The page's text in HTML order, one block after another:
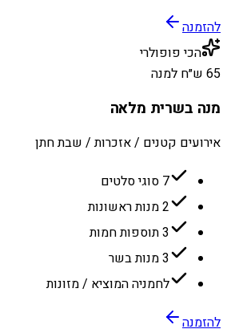
להזמנה
הכי פופולרי
65 ש״ח למנה
מנה בשרית מלאה
אירועים קטנים / אזכרות / שבת חתן
7 סוגי סלטים
2 מנות ראשונות
3 תוספות חמות
3 מנות בשר
לחמניה המוציא / מזונות
להזמנה